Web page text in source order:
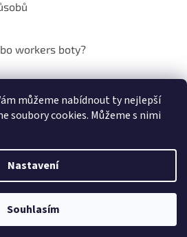
můžeme nabídnout ty nejlepší
soubory cookies. Můžeme s nimi
Nastavení
Souhlasím
workers boty?
Vytvořil Shoptet
BOTA. Všechna práva vyhrazena.